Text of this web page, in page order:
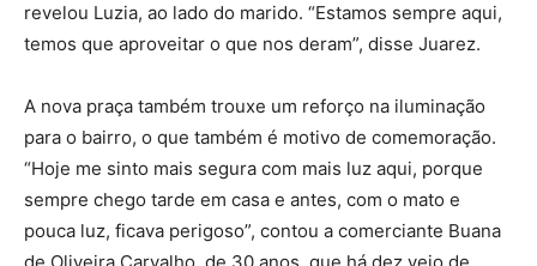
revelou Luzia, ao lado do marido. “Estamos sempre aqui,
temos que aproveitar o que nos deram”, disse Juarez.
A nova praça também trouxe um reforço na iluminação
para o bairro, o que também é motivo de comemoração.
“Hoje me sinto mais segura com mais luz aqui, porque
sempre chego tarde em casa e antes, com o mato e
pouca luz, ficava perigoso”, contou a comerciante Buana